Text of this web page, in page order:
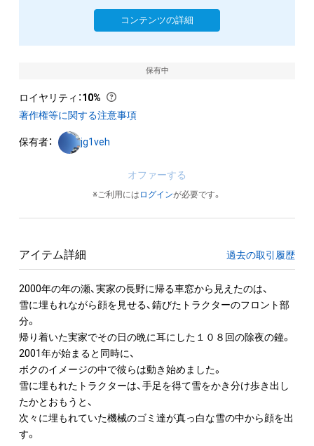
コンテンツの詳細
保有中
ロイヤリティ ：10%
著作権等に関する注意事項
保有者： jg1veh
オファーする
※ご利用には ログインが必要です。
アイテム詳細 過去の取引履歴
2000年の年の瀬、実家の長野に帰る車窓から見えたのは、
雪に埋もれながら顔を見せる、錆びたトラクターのフロント部
分。
帰り着いた実家でその日の晩に耳にした１０８回の除夜の鐘。
2001年が始まると同時に、
ボクのイメージの中で彼らは動き始めました。
雪に埋もれたトラクターは、手足を得て雪をかき分け歩き出し
たかとおもうと、
次々に埋もれていた機械のゴミ達が真っ白な雪の中から顔を出
す。